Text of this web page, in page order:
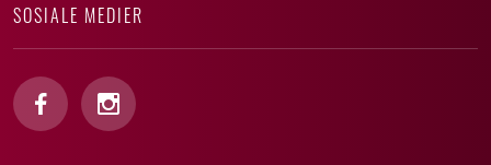
SOSIALE MEDIER